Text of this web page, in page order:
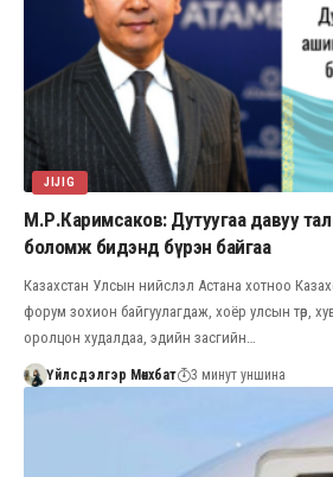
JIJIG
М.Р.Каримсаков: Дутуугаа давуу
боломж бидэнд бүрэн байгаа
Казахстан Улсын нийслэл Астана хотноо
форум зохион байгуулагдаж, хоёр улсын төр,
оролцон худалдаа, эдийн засгийн…
Үйлсдэлгэр Мөнхбат 3 минут уншина